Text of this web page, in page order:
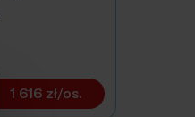
1 616 zł/os.